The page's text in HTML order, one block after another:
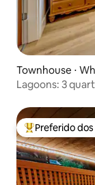
Townhouse ⋅
Lagoons: 3
Entre os
Preferido